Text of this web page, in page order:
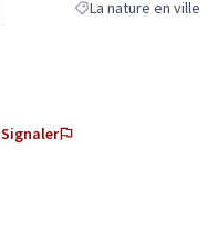
Filtrer les résultats
La nature en ville
Signaler